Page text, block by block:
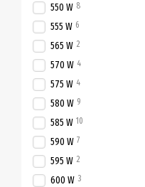
550 W 8
555 W 6
565 W 2
570 W 4
575 W 4
580 W 9
585 W 10
590 W 7
595 W 2
600 W 3